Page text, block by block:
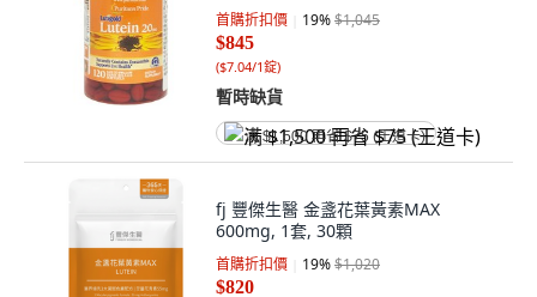
首購折扣價 19%$1,045
$845
($7.04/1錠)
暫時缺貨
满 $1,500 再省 $75 (王道卡)
fj 豐傑生醫 金盞花葉黃素MAX
600mg, 1套, 30顆
首購折扣價 19%$1,020
$820